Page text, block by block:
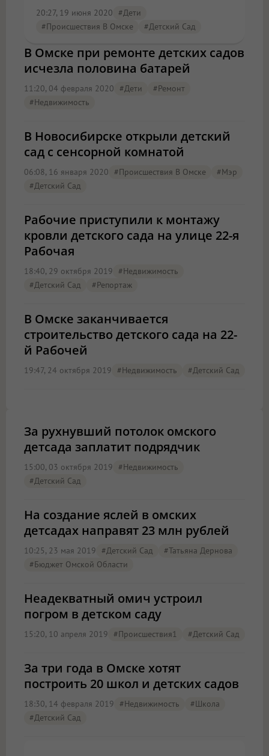
20:27, 19 июня 2020 #дети
#Происшествия В Омске
#детский Сад
В Омске при ремонте детских садов
исчезла половина батарей
11:20, 04 февраля 2020 #дети
#ремонт
#Недвижимость
В Новосибирске открыли детский
сад с сенсорной комнатой
06:08, 16 января 2020 #Происшествия В Омске
#мэр
#детский Сад
Рабочие приступили к монтажу
кровли детского сада на улице 22-я
Рабочая
18:40, 29 октября 2019 #Недвижимость
#детский Сад
#Репортаж
В Омске заканчивается
строительство детского сада на 22-
й Рабочей
19:47, 24 октября 2019 #Недвижимость #детский Сад
За рухнувший потолок омского
детсада заплатит подрядчик
15:00, 03 октября 2019 #Недвижимость
#детский Сад
На создание яслей в омских
детсадах направят 23 млн рублей
10:25, 23 мая 2019 #детский Сад
#Татьяна Дернова
#Бюджет Омской Области
Неадекватный омич устроил
погром в детском саду
15:20, 10 апреля 2019 #Происшествия1 #детский Сад
За три года в Омске хотят
построить 20 школ и детских садов
18:30, 14 февраля 2019 #Недвижимость
#школа
#детский Сад